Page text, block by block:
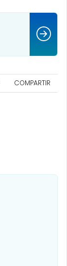
COMPARTIR